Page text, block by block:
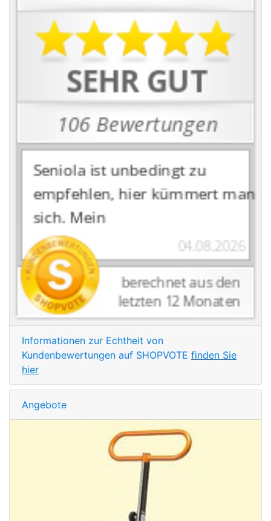
Informationen zur Echtheit von
Kundenbewertungen auf SHOPVOTE finden Sie
hier
Angebote